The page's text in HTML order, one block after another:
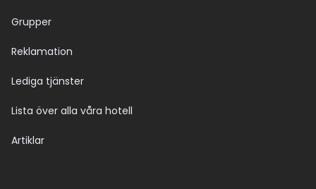
Grupper
Reklamation
Lediga tjänster
Lista över alla våra hotell
Artiklar